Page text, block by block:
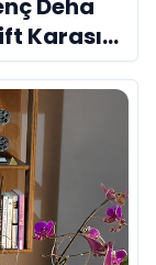
Deha
Karası